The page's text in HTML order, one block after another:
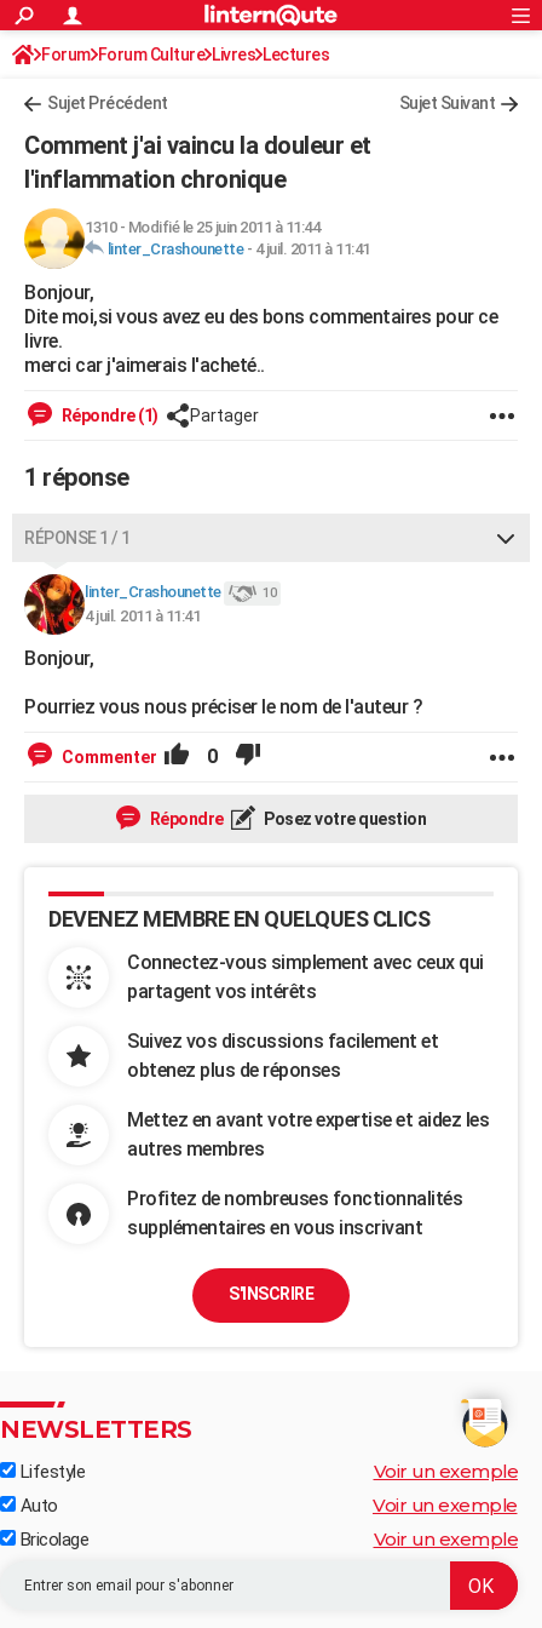
ACTUALITÉS
Politique
Société
Faits Divers
Education
Monde
Villes
+
Programme TV
TNTStreaming
Cinéma
Sorties cinéma
Musique
+FINANCE
Retraite
Impôts
Epargne
Immobilier
Risques naturels par ville
Banque
Assurance
Crédit
AUTO
Essais
Réserver un essai
Citadines
Berlines
SUV
Forum auto
HIGH-TECH
Mobiles
Meilleur smartphone
Internet
Ordinateurs
Jeux vidéo
Guide high-tech
BRICOLAGE
Forum
Aménagement intérieur
Extérieur
Cuisine
Salle de bains
Jardinage
Rangement
WEEK-END
Guides de France
Escapades
Patrimoine
Expositions
Musées
Week-end nature
LIFESTYLE
Art de vivre
Bien-être
Loisirs
ModeModes de vie
SANTE
VOYAGE
PHOTO
GUIDES D'ACHAT
BONS PLANS
CARTE DE VOEUX
Carte de Noël
Carte Bonne année
Carte Saint-Valentin
Carte Pâques
Carte d'anniversaire
DICTIONNAIRE
PROGRAMME TV
S'inscrire
Se connecter
Lycées
Collèges
Primaires
Universités
Entreprises
Service militaire
Avis de recherche
AVIS DE DÉCÈS
FORUM
S'inscrire
Connexion
Forum Forum Culture Livres Lectures
Sujet Précédent Sujet Suivant
Comment j'ai vaincu la douleur et
l'inflammation chronique
1310- Modifié le 25 juin 2011 à 11:44
linter_Crashounette- 4 juil. 2011 à 11:41
Bonjour,
Dite moi,si vous avez eu des bons commentaires pour ce
livre.
merci car j'aimerais l'acheté..
Répondre (1) Partager
1 réponse
RÉPONSE 1 / 1
linter_Crashounette 10
4 juil. 2011 à 11:41
Bonjour,
Pourriez vous nous préciser le nom de l'auteur ?
Commenter 0
Répondre Posez votre question
DEVENEZ MEMBRE EN QUELQUES CLICS
Connectez-vous simplement avec ceux qui
partagent vos intérêts
Suivez vos discussions facilement et
obtenez plus de réponses
Mettez en avant votre expertise et aidez les
autres membres
Profitez de nombreuses fonctionnalités
supplémentaires en vous inscrivant
S'INSCRIRE
NEWSLETTERS
Lifestyle Voir un exemple
Auto Voir un exemple
Bricolage Voir un exemple